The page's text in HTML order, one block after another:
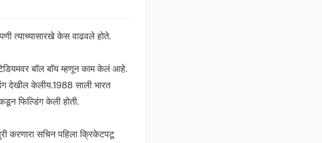
त्याच्यासारखे केस वाढवले होते.
बॉल बॉय म्हणून काम केलं आहे.
देखील केलीय.1988 साली भारत
फिल्डिंग केली होती.
करणारा सचिन पहिला क्रिकेटपटू